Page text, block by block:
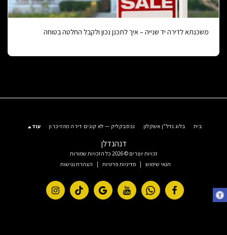
משכנתא לדירה יד שנייה – איך לתכנן נכון ולקבל החלטה בטוחה
דנהנדלן
זכויות יוצרים © 2026 כל הזכויות שמורות
תנאי שימוש
מדיניות פרטיות הצהרת נגישות
בית בלוג נדל"ן אשקלון נכסבקליק — לא קונים דירה מהזיכרון עוד